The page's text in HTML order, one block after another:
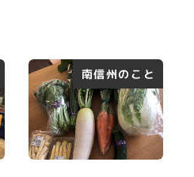
南信州のこと